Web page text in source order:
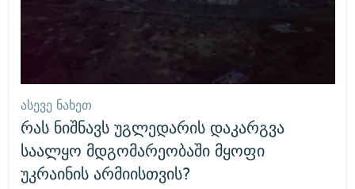
ᲐᲡᲔᲕᲔ ᲜᲐᲮᲔᲗ
რას ნიშნავს უგლედარის დაკარგვა
საალყო მდგომარეობაში მყოფი
უკრაინის არმიისთვის?